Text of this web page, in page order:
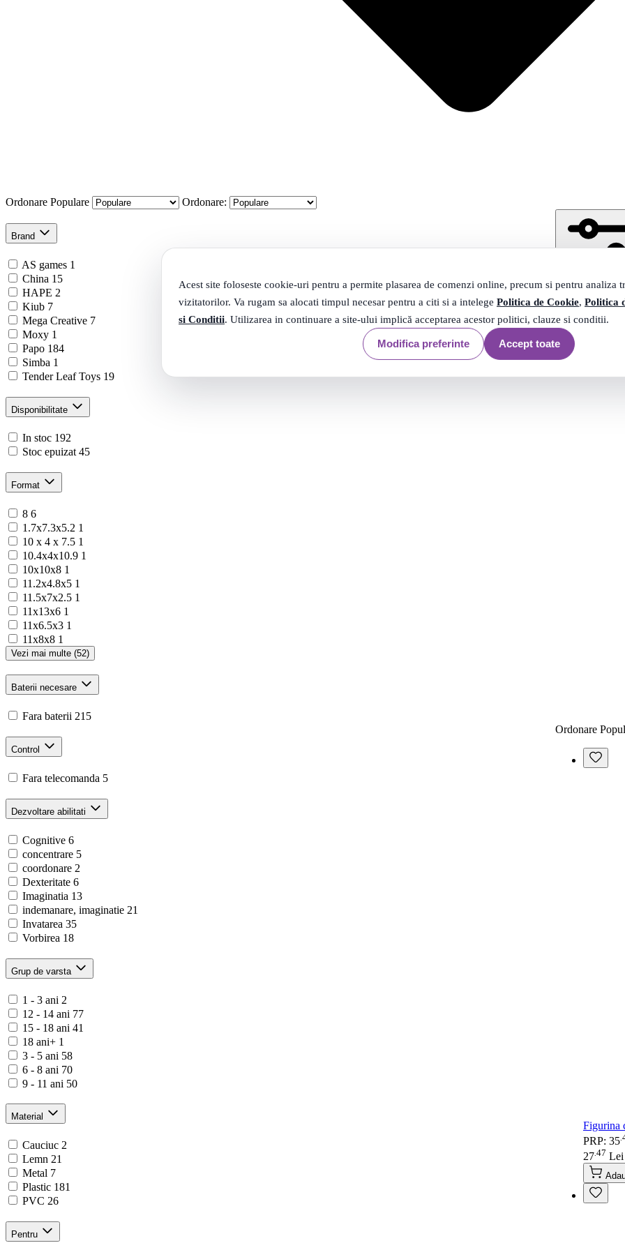
Acest site foloseste cookie-uri pentru a permite plasarea de comenzi online, precum si pentru analiza
vizitatorilor. Va rugam sa alocati timpul necesar pentru a citi si a intelege Politica de Cookie, Politica
si Conditii. Utilizarea in continuare a site-ului implică acceptarea acestor politici, clauze si conditii.
Modifica preferinte Accept toate
Ordonare Populare Ordonare:
Brand
AS games 1
China 15
HAPE 2
Kiub 7
Mega Creative 7
Moxy 1
Papo 184
Simba 1
Tender Leaf Toys 19
Disponibilitate
In stoc 192
Stoc epuizat 45
Format
8 6
1.7x7.3x5.2 1
10 x 4 x 7.5 1
10.4x4x10.9 1
10x10x8 1
11.2x4.8x5 1
11.5x7x2.5 1
11x13x6 1
11x6.5x3 1
11x8x8 1
Vezi mai multe (52)
Baterii necesare
Fara baterii 215
Control
Fara telecomanda 5
Dezvoltare abilitati
Cognitive 6
concentrare 5
coordonare 2
Dexteritate 6
Imaginatia 13
indemanare, imaginatie 21
Invatarea 35
Vorbirea 18
Grup de varsta
1 - 3 ani 2
12 - 14 ani 77
15 - 18 ani 41
18 ani+ 1
3 - 5 ani 58
6 - 8 ani 70
9 - 11 ani 50
Material
Cauciuc 2
Lemn 21
Metal 7
Plastic 181
PVC 26
Pentru
Filtrare 237
237 produse
Ordonare
Figurina
PRP: 35
27 47 Lei